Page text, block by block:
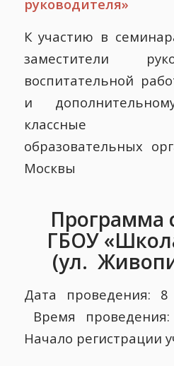
руководителя»
К участию в
заместители
воспитательной
и
классные
образовательных
Москвы
Программа
ГБОУ
(ул.
Дата проведения:
Время
Начало регистрации